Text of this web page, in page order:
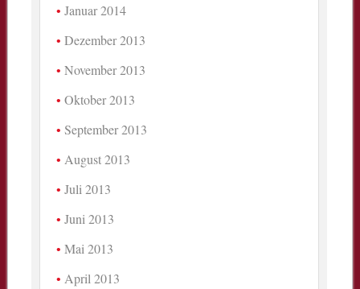
Januar 2014
Dezember 2013
November 2013
Oktober 2013
September 2013
August 2013
Juli 2013
Juni 2013
Mai 2013
April 2013